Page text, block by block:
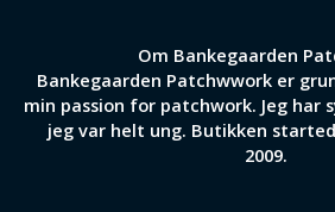
Om Bankegaarden
Bankegaarden Patchwwork er
min passion for patchwork. Jeg har
jeg var helt ung. Butikken
2009.